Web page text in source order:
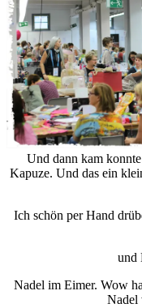
Und dann kam
Kapuze. Und das ein
Ich schön per Hand
Nadel im Eimer. Wow
Nadel